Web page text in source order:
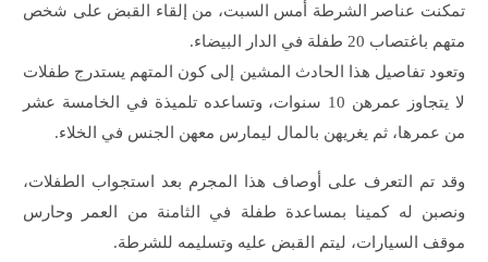
تمكنت عناصر الشرطة أمس السبت، من إلقاء القبض على شخص
متهم باغتصاب 20 طفلة في الدار البيضاء.
وتعود تفاصيل هذا الحادث المشين إلى كون المتهم يستدرج طفلات
لا يتجاوز عمرهن 10 سنوات، وتساعده تلميذة في الخامسة عشر
من عمرها، ثم يغريهن بالمال ليمارس معهن الجنس في الخلاء.
وقد تم التعرف على أوصاف هذا المجرم بعد استجواب الطفلات،
ونصبن له كمينا بمساعدة طفلة في الثامنة من العمر وحارس
موقف السيارات، ليتم القبض عليه وتسليمه للشرطة.